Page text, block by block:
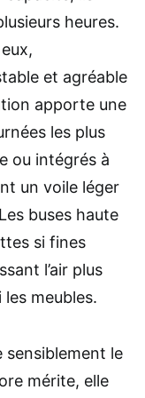
heures.
et agréable
apporte une
les plus
ou intégrés à
un voile léger
buses haute
si fines
l’air plus
meubles.
sensiblement le
mérite, elle